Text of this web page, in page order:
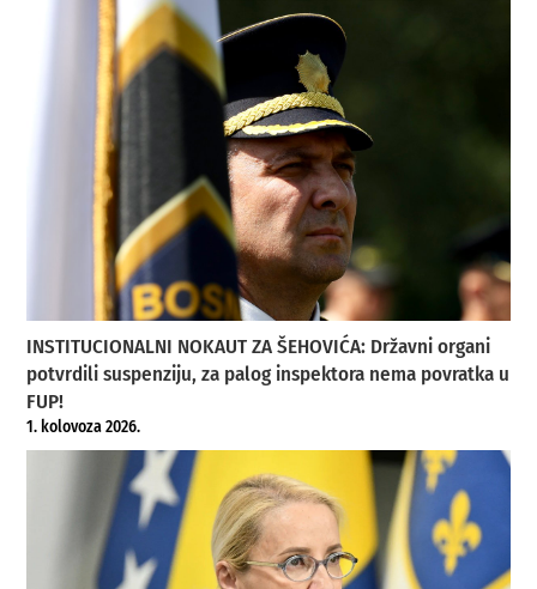
INSTITUCIONALNI NOKAUT ZA ŠEHOVIĆA: Državni organi
potvrdili suspenziju, za palog inspektora nema povratka u
FUP!
1. kolovoza 2026.